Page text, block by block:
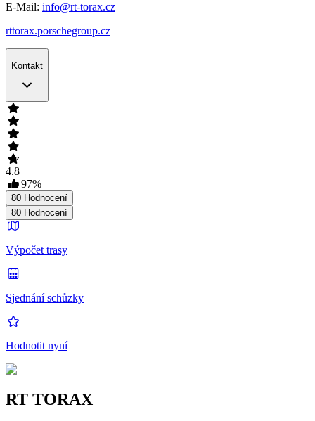
E-Mail: info@rt-torax.cz
rttorax.porschegroup.cz
Kontakt
4.8
97%
80 Hodnocení
80 Hodnocení
Výpočet trasy
Sjednání schůzky
Hodnotit nyní
RT TORAX